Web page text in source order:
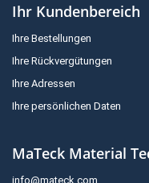
Ihr Kundenbereich
Ihre Bestellungen
Ihre Rückvergütungen
Ihre Adressen
Ihre persönlichen Daten
MaTeck Material
info@mateck.com